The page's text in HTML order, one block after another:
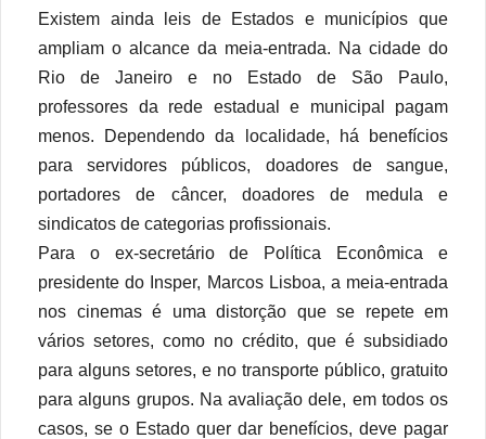
Existem ainda leis de Estados e municípios que
ampliam o alcance da meia-entrada. Na cidade do
Rio de Janeiro e no Estado de São Paulo,
professores da rede estadual e municipal pagam
menos. Dependendo da localidade, há benefícios
para servidores públicos, doadores de sangue,
portadores de câncer, doadores de medula e
sindicatos de categorias profissionais.
Para o ex-secretário de Política Econômica e
presidente do Insper, Marcos Lisboa, a meia-entrada
nos cinemas é uma distorção que se repete em
vários setores, como no crédito, que é subsidiado
para alguns setores, e no transporte público, gratuito
para alguns grupos. Na avaliação dele, em todos os
casos, se o Estado quer dar benefícios, deve pagar